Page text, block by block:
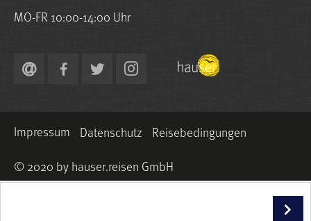
MO-FR 10:00-14:00 Uhr
Impressum Datenschutz Reisebedingungen
© 2020 by hauser.reisen GmbH